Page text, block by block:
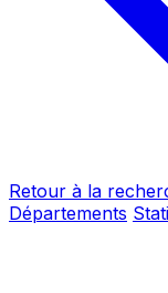
Retour à la
Départements